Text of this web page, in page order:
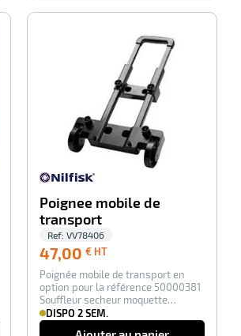
Poignee mobile de
transport
Ref: VV78406
47,00 € HT
HT
Poignée mobile de transport en
option pour la référence 50000381
Souffleur secheur moquette
professionnel…
DISPO 2 SEM.